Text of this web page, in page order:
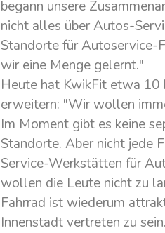
begann unsere
nicht alles über Autos-
Standorte für Autoservice-
wir eine Menge gelernt."
Heute hat KwikFit etwa 10
erweitern: "Wir wollen
Im Moment gibt es keine
Standorte. Aber nicht jede
Service-Werkstätten für
wollen die Leute nicht zu
Fahrrad ist wiederum
Innenstadt vertreten zu sein.